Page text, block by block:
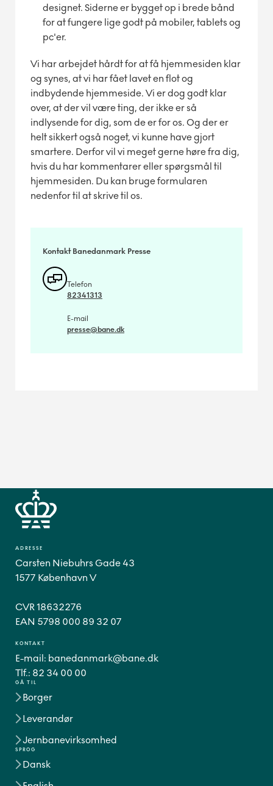
designet. Siderne er bygget op i brede bånd
for at fungere lige godt på mobiler, tablets og
pc'er.
Vi har arbejdet hårdt for at få hjemmesiden klar
og synes, at vi har fået lavet en flot og
indbydende hjemmeside. Vi er dog godt klar
over, at der vil være ting, der ikke er så
indlysende for dig, som de er for os. Og der er
helt sikkert også noget, vi kunne have gjort
smartere. Derfor vil vi meget gerne høre fra dig,
hvis du har kommentarer eller spørgsmål til
hjemmesiden. Du kan bruge formularen
nedenfor til at skrive til os.
Kontakt Banedanmark Presse
Telefon
82341313
E-mail
presse@bane.dk
GÅ TIL
Borger
Leverandør
Jernbanevirksomhed
SPROG
Dansk
ADRESSE
Carsten Niebuhrs Gade 43
1577 København V
CVR 18632276
EAN 5798 000 89 32 07
KONTAKT
E-mail: banedanmark@bane.dk
Tlf.: 82 34 00 00